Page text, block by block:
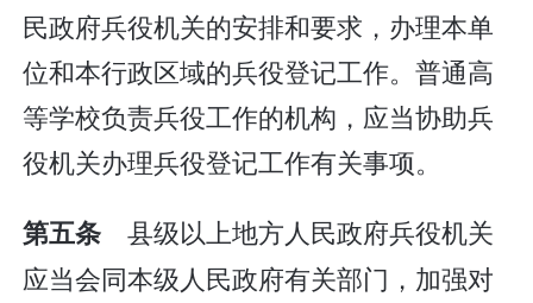
民政府兵役机关的安排和要求，办理本单
位和本行政区域的兵役登记工作。普通高
等学校负责兵役工作的机构，应当协助兵
役机关办理兵役登记工作有关事项。
第五条县级以上地方人民政府兵役机关
应当会同本级人民政府有关部门，加强对